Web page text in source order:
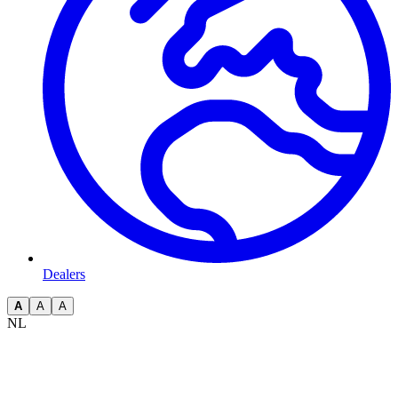
Dealers
A A A
NL